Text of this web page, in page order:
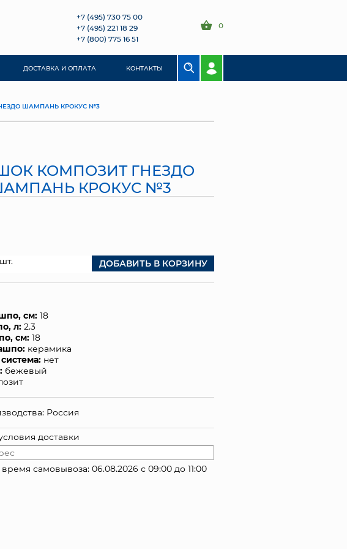
+7 (495) 730 75 00
+7 (495) 221 18 29
+7 (800) 775 16 51
0
ДОСТАВКА И ОПЛАТА КОНТАКТЫ
ШАМПАНЬ КРОКУС №3
КОМПОЗИТ ГНЕЗДО
КРОКУС №3
шт. ДОБАВИТЬ В КОРЗИНУ
см: 18
л: 2.3
см: 18
керамика
нет
бежевый
Россия
доставки
самовывоза: 06.08.2026 с 09:00 до 11:00